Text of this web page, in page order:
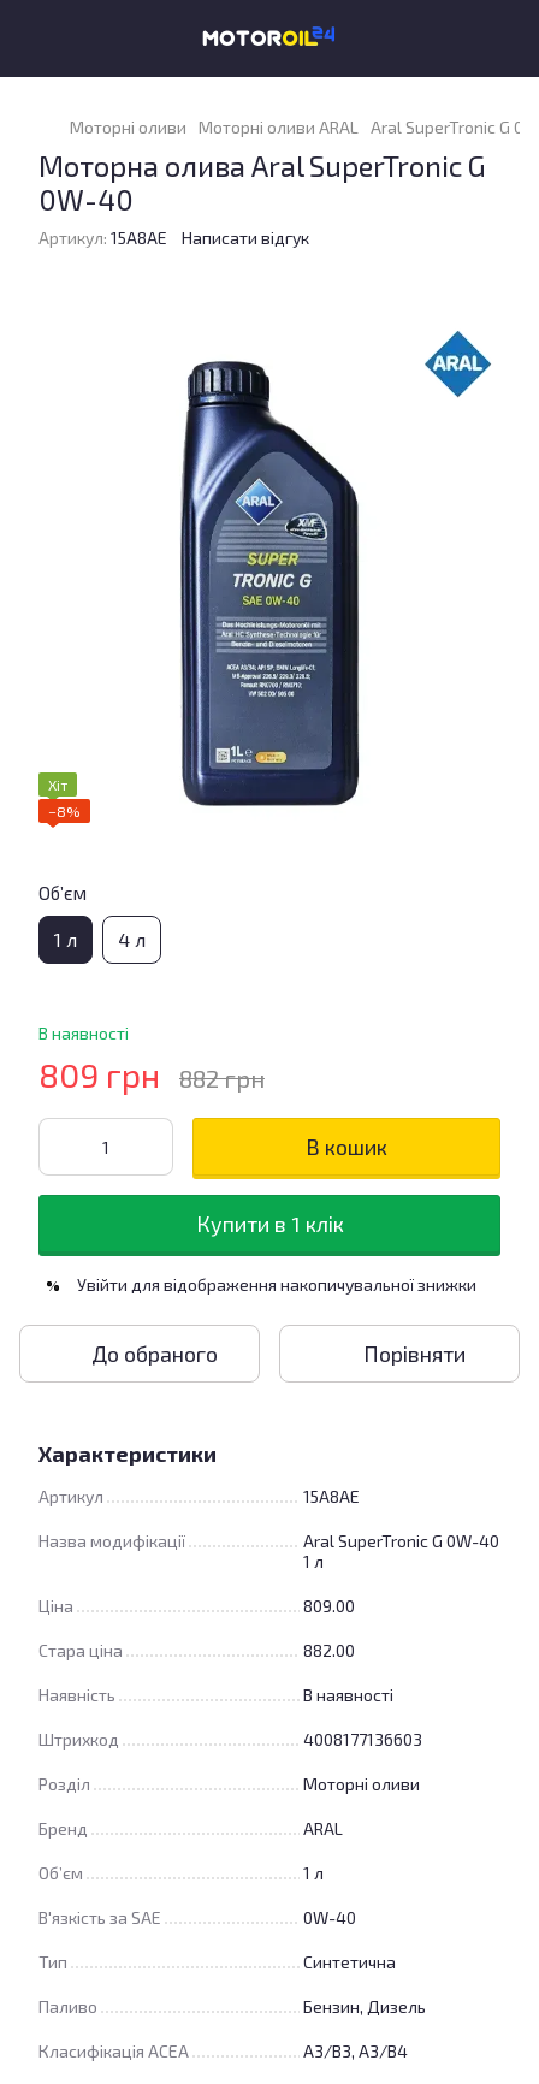
Моторні оливи Моторні оливи ARAL Aral SuperTronic G
Моторна олива Aral SuperTronic G
0W-40
Артикул: 15A8AE Написати відгук
Хіт
−8%
Об’єм
1 л 4 л
В наявності
809 грн 882 грн
В кошик
Купити в 1 клік
% Увійти для відображення накопичувальної знижки
До обраного Порівняти
Характеристики
Артикул 15A8AE
Назва модифікації
Aral SuperTronic G 0W-40
1 л
Ціна 809.00
Стара ціна 882.00
Наявність В наявності
Штрихкод 4008177136603
Розділ Моторні оливи
Бренд ARAL
Об’єм 1 л
В'язкість за SAE 0W-40
Тип Синтетична
Паливо Бензин, Дизель
Класифікація ACEA A3/B3, A3/B4